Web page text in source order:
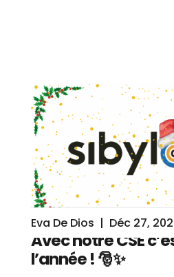
Avec notre CSE
l’année ! 🎅✨
Eva De Dios | Déc 27,